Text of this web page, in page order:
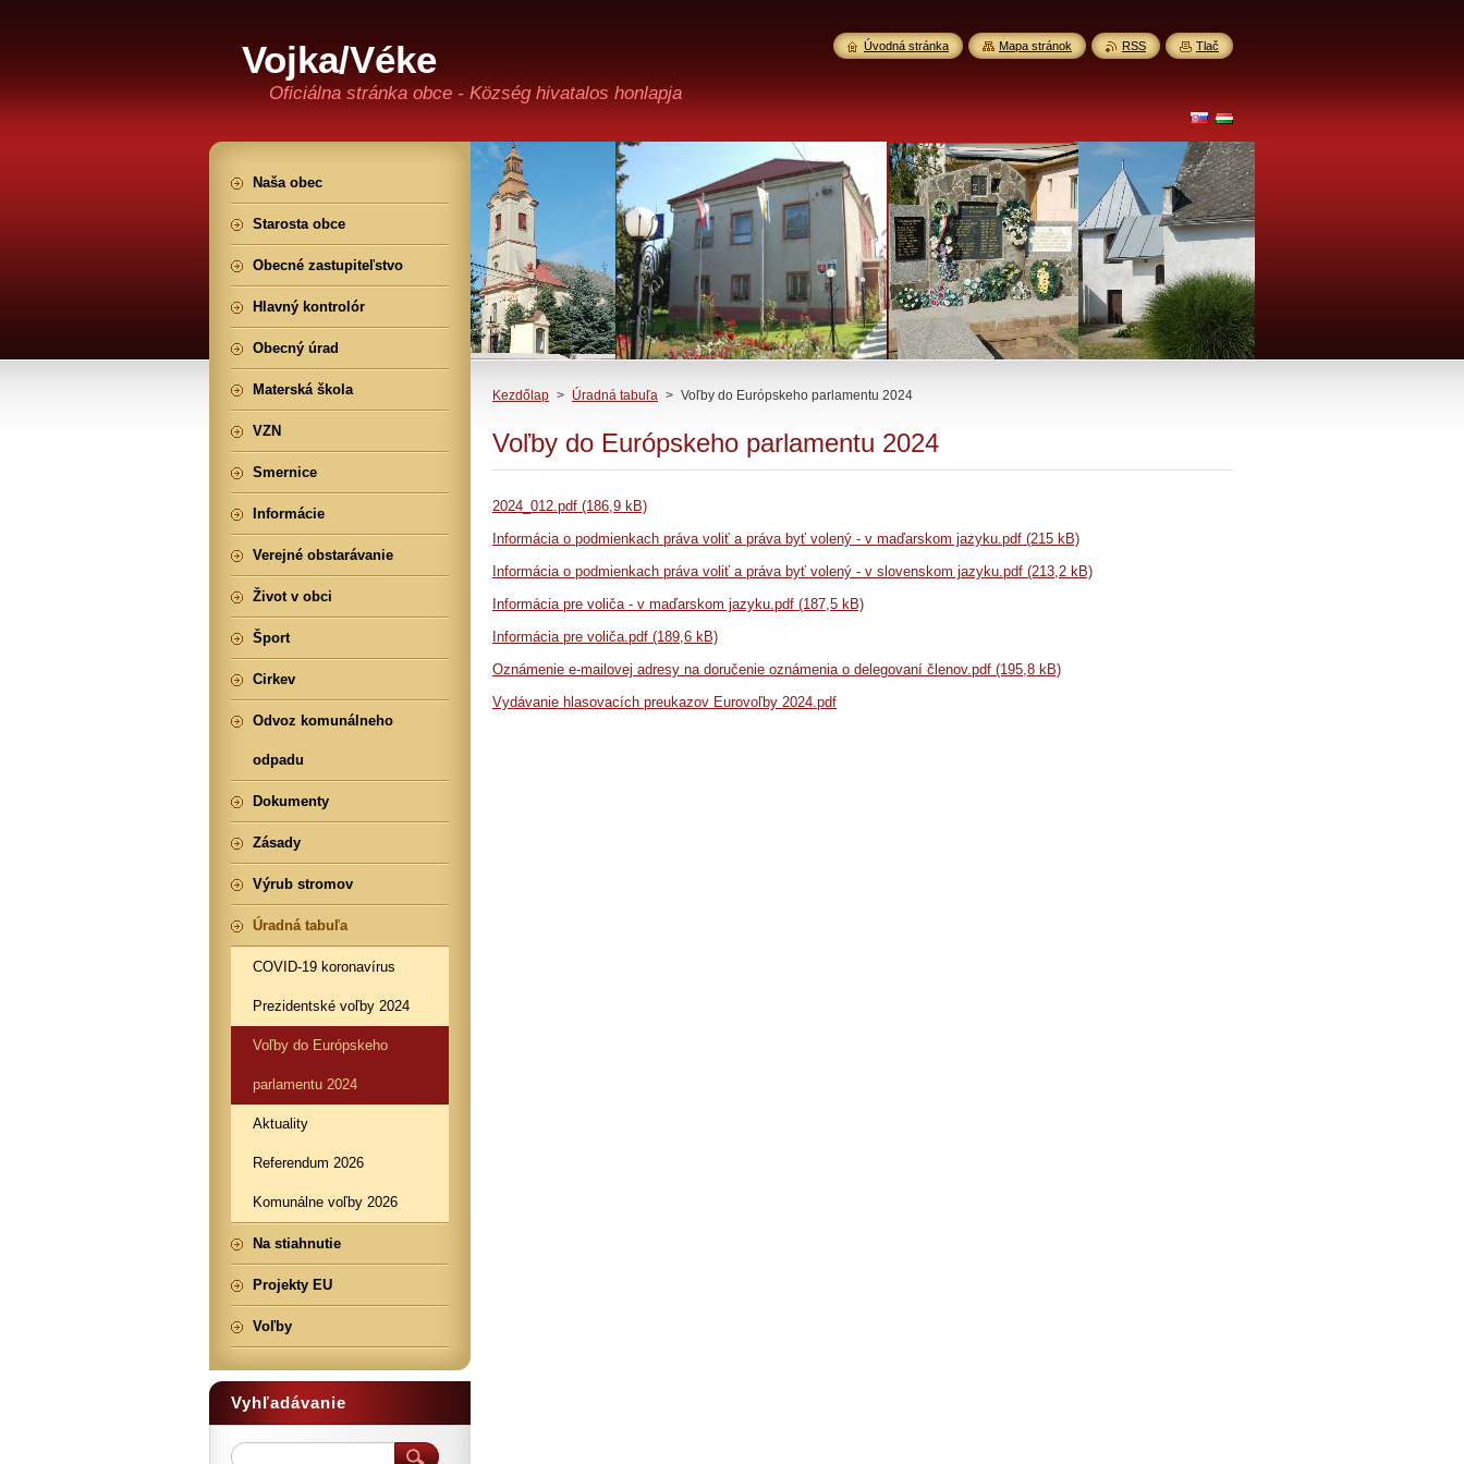
Vojka/Véke
Oficiálna stránka obce - Község hivatalos honlapja
Kezdőlap > Úradná tabuľa > Voľby do Európskeho parlamentu 2024
Voľby do Európskeho parlamentu 2024
2024_012.pdf (186,9 kB)
Informácia o podmienkach práva voliť a práva byť volený - v maďarskom jazyku.pdf (215 kB)
Informácia o podmienkach práva voliť a práva byť volený - v slovenskom jazyku.pdf (213,2 kB)
Informácia pre voliča - v maďarskom jazyku.pdf (187,5 kB)
Informácia pre voliča.pdf (189,6 kB)
Oznámenie e-mailovej adresy na doručenie oznámenia o delegovaní členov.pdf (195,8 kB)
Vydávanie hlasovacích preukazov Eurovoľby 2024.pdf
Naša obec
Starosta obce
Obecné zastupiteľstvo
Hlavný kontrolór
Obecný úrad
Materská škola
VZN
Smernice
Informácie
Verejné obstarávanie
Život v obci
Šport
Cirkev
Odvoz komunálneho
odpadu
Dokumenty
Zásady
Výrub stromov
Úradná tabuľa
COVID-19 koronavírus
Prezidentské voľby 2024
Voľby do Európskeho
parlamentu 2024
Aktuality
Referendum 2026
Komunálne voľby 2026
Na stiahnutie
Projekty EU
Voľby
Vyhľadávanie
Úvodná stránka Mapa stránok RSS Tlač